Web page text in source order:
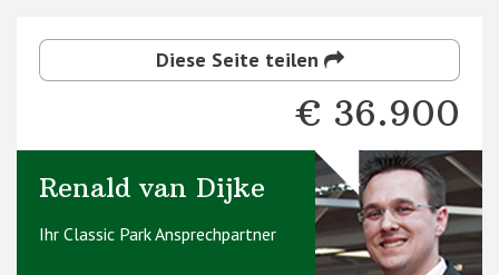
Diese Seite teilen
€ 36.900
Renald van Dijke
Ihr Classic Park Ansprechpartner